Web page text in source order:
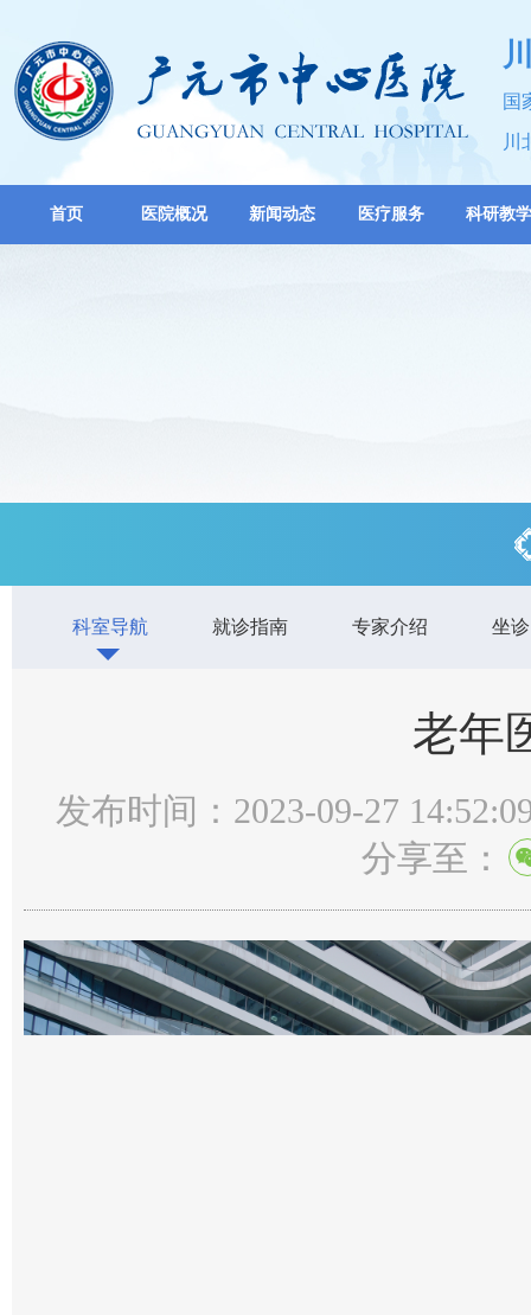
国
川
首页 医院概况 新闻动态 医疗服务 科研教学
科室导航 就诊指南 专家介绍 坐
老年
发布时间：2023-09-27
分享至：